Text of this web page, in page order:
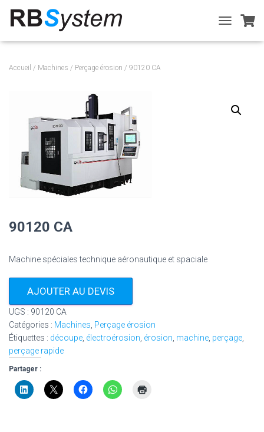
O
Accueil / Machines / Perçage érosion / 90120 CA
90120 CA
Machine spéciales technique aéronautique et spaciale
AJOUTER AU DEVIS
UGS : 90120 CA
Catégories : Machines Perçage érosion
Étiquettes : découpe électroérosion érosion machine perçage
perçage rapide
Partager :